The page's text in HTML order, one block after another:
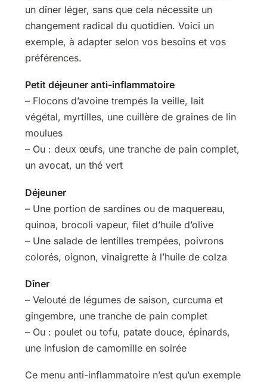
un dîner léger, sans que cela nécessite un
changement radical du quotidien. Voici un
exemple, à adapter selon vos besoins et vos
préférences.
Petit déjeuner anti-inflammatoire
– Flocons d’avoine trempés la veille, lait
végétal, myrtilles, une cuillère de graines de lin
moulues
– Ou : deux œufs, une tranche de pain complet,
un avocat, un thé vert
Déjeuner
– Une portion de sardines ou de maquereau,
quinoa, brocoli vapeur, filet d’huile d’olive
– Une salade de lentilles trempées, poivrons
colorés, oignon, vinaigrette à l’huile de colza
Dîner
– Velouté de légumes de saison, curcuma et
gingembre, une tranche de pain complet
– Ou : poulet ou tofu, patate douce, épinards,
une infusion de camomille en soirée
Ce menu anti-inflammatoire n’est qu’un exemple